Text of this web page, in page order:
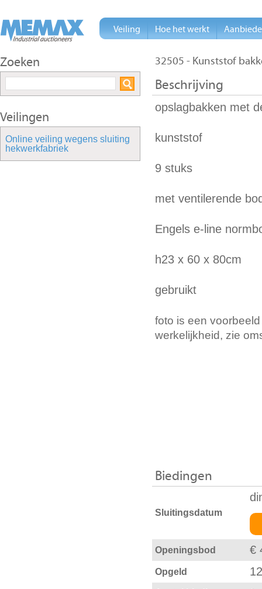
32505 - Kunststof
Beschrijving
opslagbakken met
kunststof
9 stuks
met ventilerende
Engels e-line
h23 x 60 x 80cm
gebruikt
foto is een
werkelijkheid, zie
Biedingen
Sluitingsdatum
Openingsbod €
Opgeld
Zoeken
Veilingen
Online veiling wegens sluiting
hekwerkfabriek
Veiling Hoe het werkt